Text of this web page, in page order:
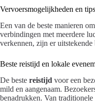
Vervoersmogelijkheden en tips
Een van de beste manieren
verbindingen met meerdere
verkennen, zijn er
Beste reistijd en lokale
De beste reistijd voor een
mild en aangenaam.
benadrukken. Van